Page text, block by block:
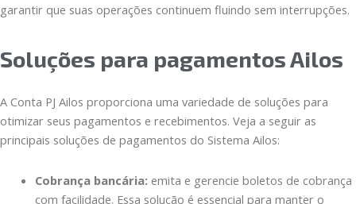
garantir que suas operações continuem fluindo sem interrupções.
Soluções para pagamentos Ailos
A Conta PJ Ailos proporciona uma variedade de soluções para
otimizar seus pagamentos e recebimentos. Veja a seguir as
principais soluções de pagamentos do Sistema Ailos:
Cobrança bancária: emita e gerencie boletos de cobrança
com facilidade. Essa solução é essencial para manter o